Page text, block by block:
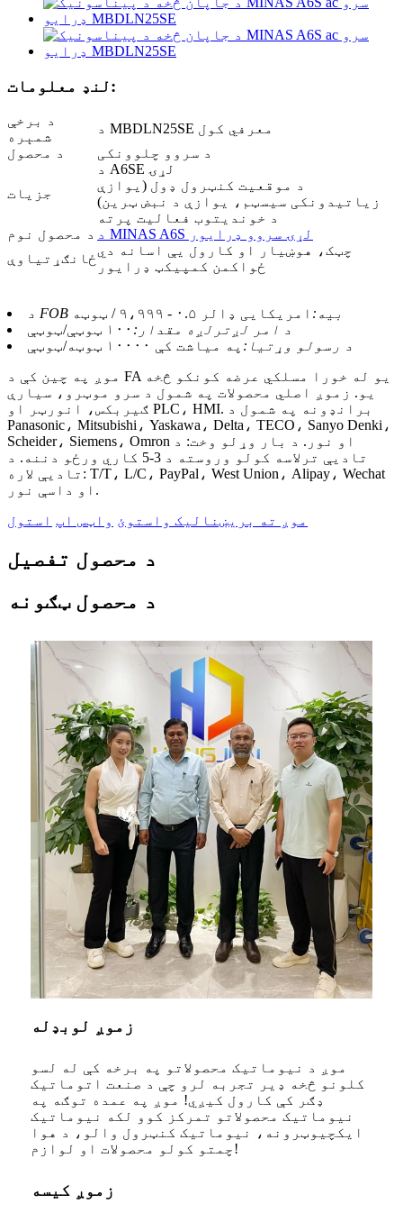
لنډ معلومات:
د برخې
شمېره
د MBDLN25SE معرفي کول
د محصول
د سروو چلوونکی
جزیات
د A6SE لړۍ
د موقعیت کنټرول ډول (یوازې
زیاتیدونکی سیسټم، یوازې د نبض ټرین)
د خوندیتوب فعالیت پرته
د محصول نوم
د MINAS A6S لړۍ سروو ډرایور
ځانګړتیاوې
چټک، هوښیار او کارول یې اسانه دي
ځواکمن کمپیکټ ډرایور
د FOB بیه: امریکایی ډالر ۰.۵ - ۹،۹۹۹ / ټوټه
د امر لږترلږه مقدار: ۱۰۰ ټوټې/ټوټې
د رسولو وړتیا: په میاشت کې ۱۰۰۰۰ ټوټه/ټوټې
موږ په چین کې د FA یو له خورا مسلکي عرضه کونکو څخه
یو. زموږ اصلي محصولات په شمول د سرو موټرو، سیارې
ګیربکس، انورټر او PLC، HMI. برانډونه په شمول د
Panasonic، Mitsubishi، Yaskawa، Delta، TECO، Sanyo Denki،
Scheider، Siemens، Omron او نور. د بار وړلو وخت: د
تادیې ترلاسه کولو وروسته د 3-5 کاري ورځو دننه. د
تادیې لاره: T/T، L/C، PayPal، West Union، Alipay، Wechat
او داسې نور.
موږ ته بریښنالیک واستوئ واټس اپ استول
د محصول تفصیل
د محصول ټګونه
زموږ لوبډله
موږ د نیوماتیک محصولاتو په برخه کې له لسو
کلونو څخه ډیر تجربه لرو چې د صنعت اتوماتیک
ډګر کې کارول کیږي! موږ په عمده توګه په
نیوماتیک محصولاتو تمرکز کوو لکه نیوماتیک
ایکچیوټرونه، نیوماتیک کنټرول والو، د هوا
چمتو کولو محصولات او لوازم!
زموږ کیسه